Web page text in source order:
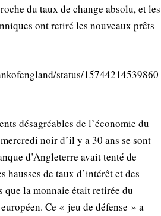
du taux de change absolu, et les
ont retiré les nouveaux prêts
status/15744214539860
désagréables de l’économie du
noir d’il y a 30 ans se sont
d’Angleterre avait tenté de
hausses de taux d’intérêt et des
que la monnaie était retirée du
Ce « jeu de défense » a